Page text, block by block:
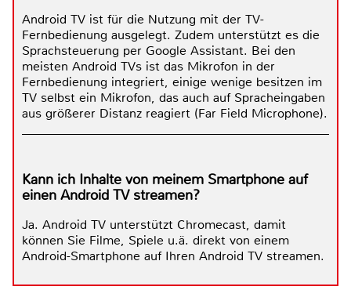
Android TV ist für die Nutzung mit der TV-
Fernbedienung ausgelegt. Zudem unterstützt es die
Sprachsteuerung per Google Assistant. Bei den
meisten Android TVs ist das Mikrofon in der
Fernbedienung integriert, einige wenige besitzen im
TV selbst ein Mikrofon, das auch auf Spracheingaben
aus größerer Distanz reagiert (Far Field Microphone).
Kann ich Inhalte von meinem Smartphone auf
einen Android TV streamen?
Ja. Android TV unterstützt Chromecast, damit
können Sie Filme, Spiele u.ä. direkt von einem
Android-Smartphone auf Ihren Android TV streamen.